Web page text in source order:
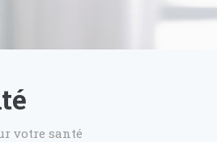
votre santé